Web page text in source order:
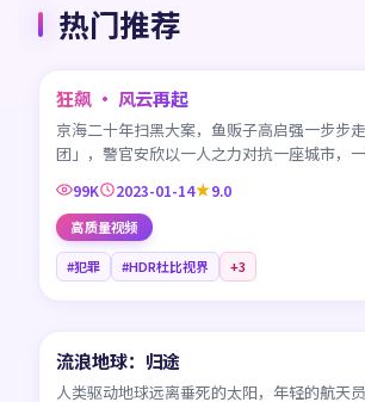
热门推荐
CN
狂飙 · 风云再起
京海二十年扫黑大案，鱼贩子高启强一步步
团」，警官安欣以一人之力对抗一座城市，
99K 2023-01-14 9.0
高质量视频
#犯罪 #HDR杜比视界 +3
CN
流浪地球：归途
人类驱动地球远离垂死的太阳，年轻的航天